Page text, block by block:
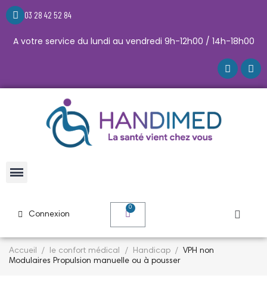
03 28 42 52 84
A votre service du lundi au vendredi 9h-12h00 / 14h-18h00
Connexion
Accueil le confort médical Handicap
VPH non
Modulaires Propulsion manuelle ou à pousser